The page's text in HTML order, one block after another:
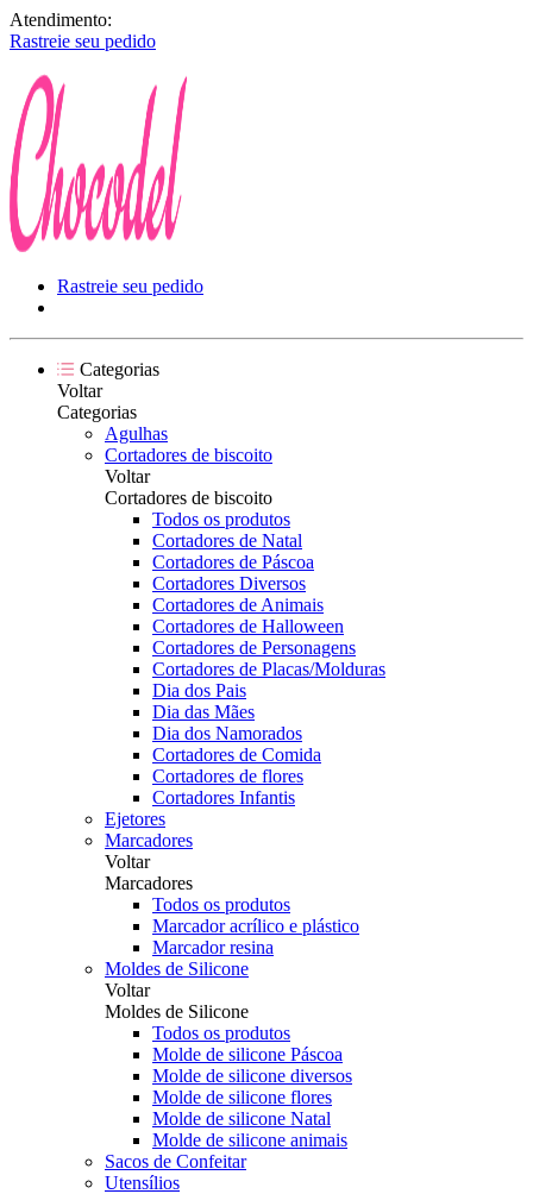
Atendimento:
Rastreie seu pedido
Rastreie seu pedido
Categorias
Voltar
Categorias
Agulhas
Cortadores de biscoito
Voltar
Cortadores de biscoito
Todos os produtos
Cortadores de Natal
Cortadores de Páscoa
Cortadores Diversos
Cortadores de Animais
Cortadores de Halloween
Cortadores de Personagens
Cortadores de Placas/Molduras
Dia dos Pais
Dia das Mães
Dia dos Namorados
Cortadores de Comida
Cortadores de flores
Cortadores Infantis
Ejetores
Marcadores
Voltar
Marcadores
Todos os produtos
Marcador acrílico e plástico
Marcador resina
Moldes de Silicone
Voltar
Moldes de Silicone
Todos os produtos
Molde de silicone Páscoa
Molde de silicone diversos
Molde de silicone flores
Molde de silicone Natal
Molde de silicone animais
Sacos de Confeitar
Utensílios